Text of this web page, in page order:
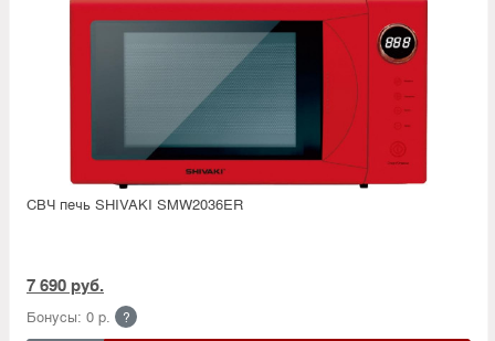
СВЧ печь SHIVAKI SMW2036ER
7 690 руб.
Бонусы: 0 р. ?